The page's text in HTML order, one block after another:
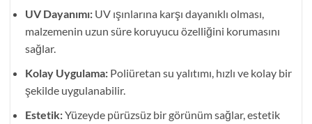
UV Dayanımı:UV ışınlarına karşı dayanıklı olması,
malzemenin uzun süre koruyucu özelliğini korumasını
sağlar.
Kolay Uygulama:Poliüretan su yalıtımı, hızlı ve kolay bir
şekilde uygulanabilir.
Estetik:Yüzeyde pürüzsüz bir görünüm sağlar, estetik